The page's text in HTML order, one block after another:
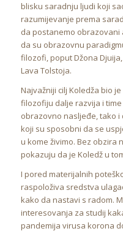
blisku saradnju ljudi koji
razumijevanje prema
da postanemo obrazovani
da su obrazovnu
filozofi, poput Džona
Lava Tolstoja.
Najvažniji cilj Koledža bio
filozofiju dalje razvija i
obrazovno nasljeđe, tako
koji su sposobni da se
u kome živimo. Bez obzira
pokazuju da je Koledž u
I pored materijalnih
raspoloživa sredstva
kako da nastavi s radom.
interesovanja za studij
pandemija virusa korona